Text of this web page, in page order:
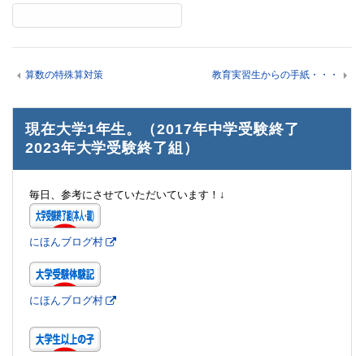
算数の特殊算対策 教育実習生からの手紙・・・
現在大学1年生。（2017年中学受験終了
2023年大学受験終了組）
毎日、参考にさせていただいています！↓
にほんブログ村
にほんブログ村